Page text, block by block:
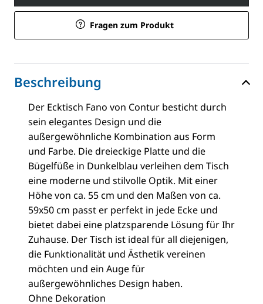
Fragen zum Produkt
Beschreibung
Der Ecktisch Fano von Contur besticht durch
sein elegantes Design und die
außergewöhnliche Kombination aus Form
und Farbe. Die dreieckige Platte und die
Bügelfüße in Dunkelblau verleihen dem Tisch
eine moderne und stilvolle Optik. Mit einer
Höhe von ca. 55 cm und den Maßen von ca.
59x50 cm passt er perfekt in jede Ecke und
bietet dabei eine platzsparende Lösung für Ihr
Zuhause. Der Tisch ist ideal für all diejenigen,
die Funktionalität und Ästhetik vereinen
möchten und ein Auge für
außergewöhnliches Design haben.
Ohne Dekoration